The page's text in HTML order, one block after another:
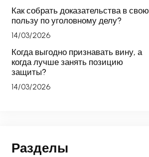
Как собрать доказательства в свою
пользу по уголовному делу?
14/03/2026
Когда выгодно признавать вину, а
когда лучше занять позицию
защиты?
14/03/2026
Разделы